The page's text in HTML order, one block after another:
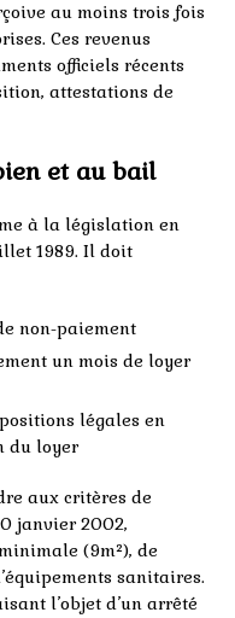
au moins trois fois
Ces revenus
officiels récents
attestations de
et au bail
à la législation en
1989. Il doit
non-paiement
un mois de loyer
légales en
du loyer
aux critères de
janvier 2002,
(9m²), de
sanitaires.
l’objet d’un arrêté